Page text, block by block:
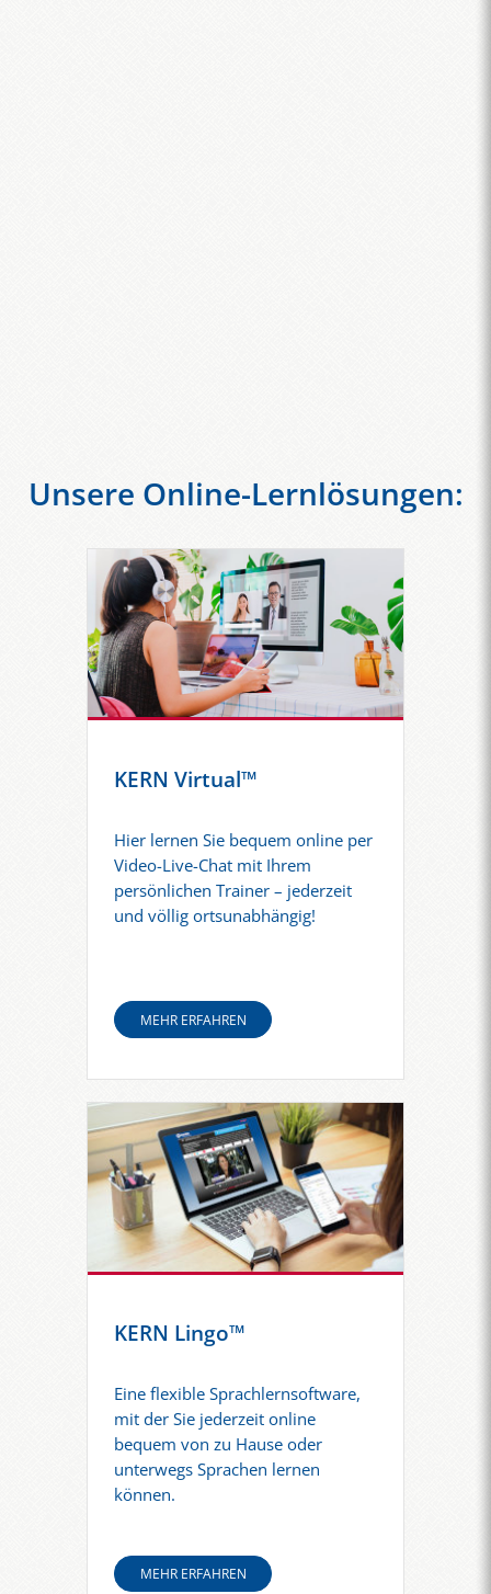
Unsere Online-Lernlösungen:
KERN Virtual™
Hier lernen Sie bequem online per
Video-Live-Chat mit Ihrem
persönlichen Trainer – jederzeit
und völlig ortsunabhängig!
MEHR ERFAHREN
KERN Lingo™
Eine flexible Sprachlernsoftware,
mit der Sie jederzeit online
bequem von zu Hause oder
unterwegs Sprachen lernen
können.
MEHR ERFAHREN